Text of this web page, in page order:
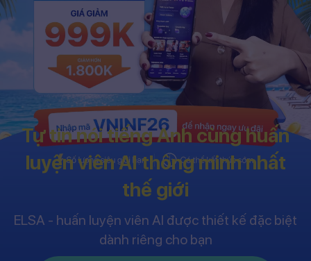
Tự tin nói tiếng Anh cùng huấn
luyện viên AI thông minh nhất
thế giới
ELSA - huấn luyện viên AI được thiết kế đặc biệt
dành riêng cho bạn